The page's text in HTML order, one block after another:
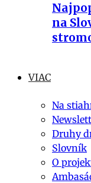
na
VIAC
Na
Druhy
Slovník
O